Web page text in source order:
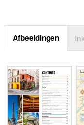
Afbeeldingen